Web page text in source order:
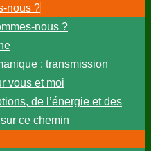
nous ?
nous ?
: transmission
vous et moi
de l’énergie et des
ce chemin